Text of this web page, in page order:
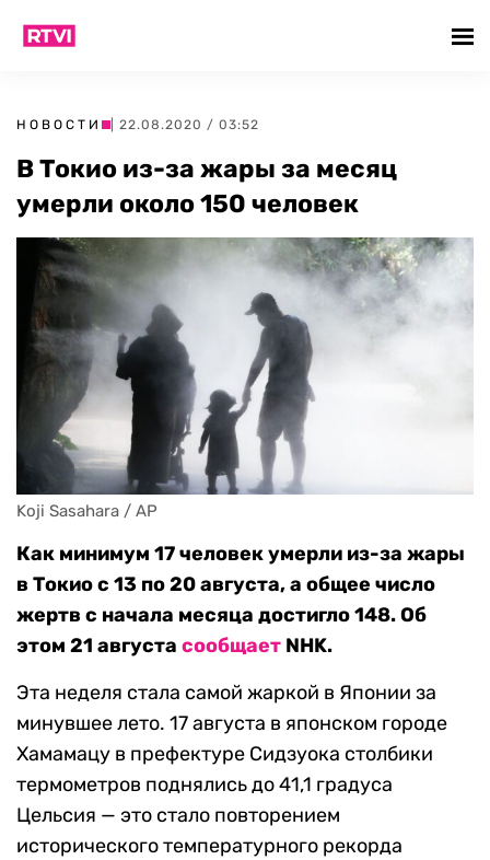
НОВОСТИ | 22.08.2020 / 03:52
В Токио из-за жары за месяц
умерли около 150 человек
Koji Sasahara / AP
Как минимум 17 человек умерли из-за жары
в Токио с 13 по 20 августа, а общее число
жертв с начала месяца достигло 148. Об
этом 21 августа сообщает NHK.
Эта неделя стала самой жаркой в Японии за
минувшее лето. 17 августа в японском городе
Хамамацу в префектуре Сидзуока столбики
термометров поднялись до 41,1 градуса
Цельсия — это стало повторением
исторического температурного рекорда